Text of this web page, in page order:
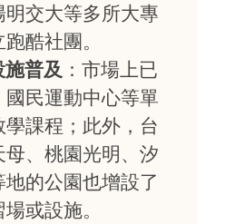
交大等多所大專
酷社團。
普及 ：市場上已
民運動中心等單
課程；此外，台
、桃園光明、汐
的公園也增設了
或設施。